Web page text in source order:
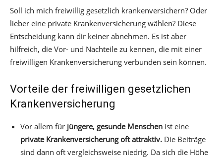
Soll ich mich freiwillig gesetzlich krankenversichern? Oder
lieber eine private Krankenversicherung wählen? Diese
Entscheidung kann dir keiner abnehmen. Es ist aber
hilfreich, die Vor- und Nachteile zu kennen, die mit einer
freiwilligen Krankenversicherung verbunden sein können.
Vorteile der freiwilligen gesetzlichen
Krankenversicherung
Vor allem für jüngere, gesunde Menschen ist eine
private Krankenversicherung oft attraktiv. Die Beiträge
sind dann oft vergleichsweise niedrig. Da sich die Höhe